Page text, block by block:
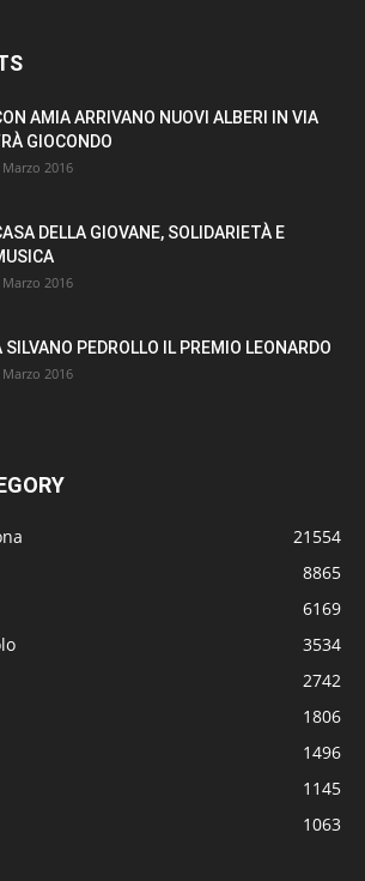
AMIA ARRIVANO NUOVI ALBERI IN VIA
GIOCONDO
Marzo 2016
DELLA GIOVANE, SOLIDARIETÀ E
Marzo 2016
SILVANO PEDROLLO IL PREMIO LEONARDO
Marzo 2016
21554
8865
6169
3534
2742
1806
1496
1145
1063